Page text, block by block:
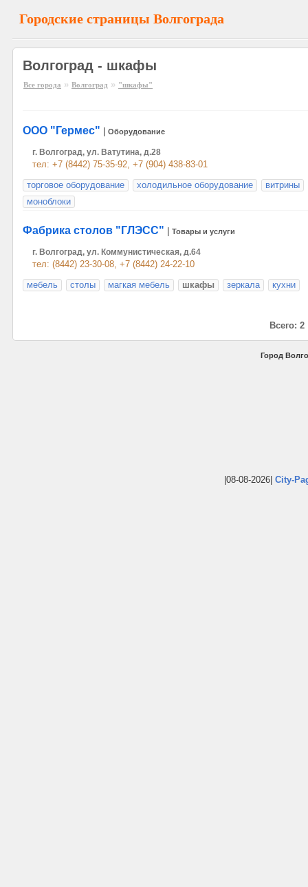
Городские страницы Волгограда
Волгоград - шкафы
Все города » Волгоград » "шкафы"
ООО "Гермес" Оборудование
г. Волгоград, ул. Ватутина, д.28
тел: +7 (8442) 75-35-92, +7 (904) 438-83-01
торговое оборудование
холодильное оборудование
витрины
моноблоки
Фабрика столов "ГЛЭСС" Товары и услуги
г. Волгоград, ул. Коммунистическая, д.64
тел: (8442) 23-30-08, +7 (8442) 24-22-10
мебель
столы магкая мебель шкафы зеркала кухни
Всего: 2
Город
|08-08-2026| City-